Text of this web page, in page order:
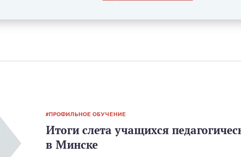
ПРОФИЛЬНОЕ ОБУЧЕНИЕ
Итоги слета учащихся
в Минске